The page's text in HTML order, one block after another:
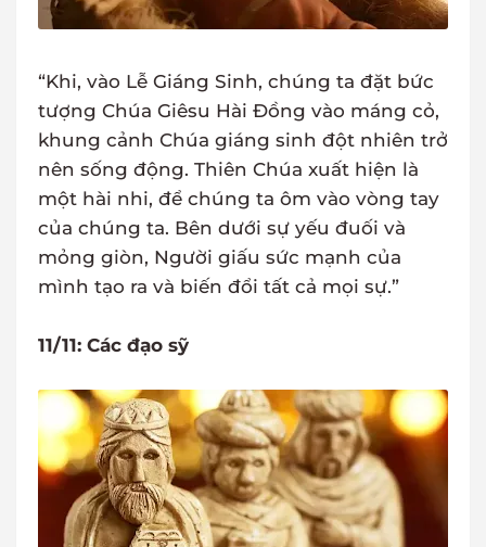
“Khi, vào Lễ Giáng Sinh, chúng ta đặt bức
tượng Chúa Giêsu Hài Đồng vào máng cỏ,
khung cảnh Chúa giáng sinh đột nhiên trở
nên sống động. Thiên Chúa xuất hiện là
một hài nhi, để chúng ta ôm vào vòng tay
của chúng ta. Bên dưới sự yếu đuối và
mỏng giòn, Người giấu sức mạnh của
mình tạo ra và biến đổi tất cả mọi sự.”
11/11: Các đạo sỹ